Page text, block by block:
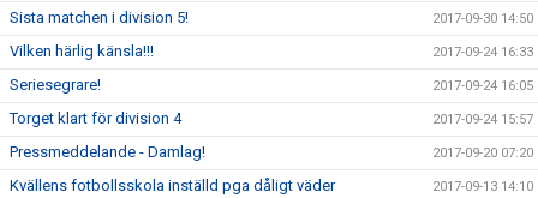
Sista matchen i division 5! 2017-09-30 14:50
Vilken härlig känsla!!! 2017-09-24 16:33
Seriesegrare! 2017-09-24 16:05
Torget klart för division 4 2017-09-24 15:57
Pressmeddelande - Damlag! 2017-09-20 07:20
Kvällens fotbollsskola inställd pga dåligt väder 2017-09-13 14:10